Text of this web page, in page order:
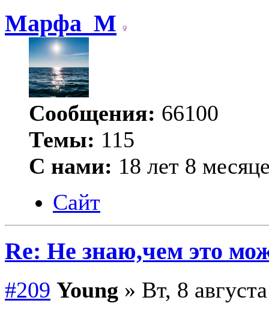
Марфа_М
Сообщения: 66100
Темы: 115
С нами: 18 лет 8
Сайт
Re: Не знаю,чем это
#209 Young » Вт, 8